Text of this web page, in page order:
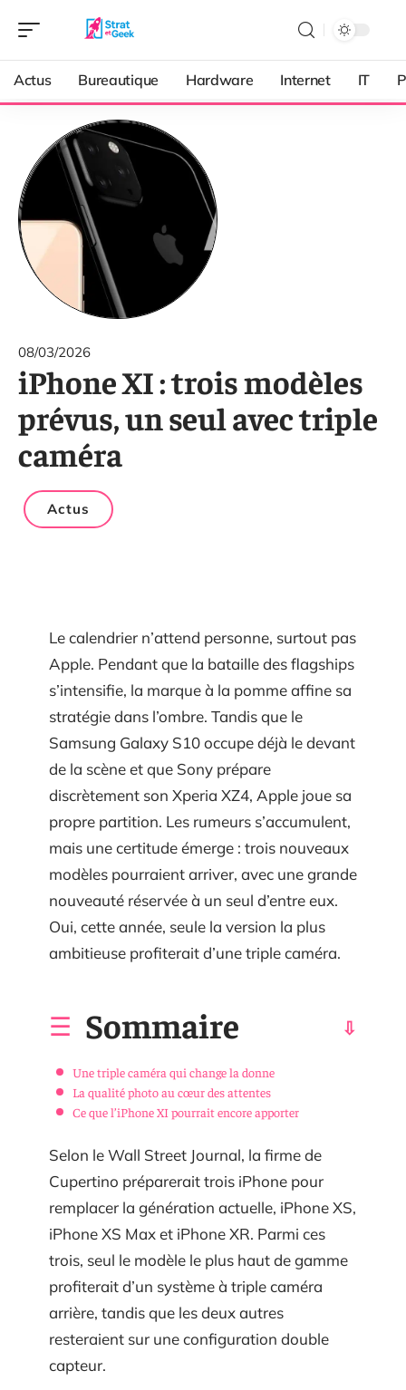
Actus Bureautique Hardware Internet IT
08/03/2026
iPhone XI : trois modèles
prévus, un seul avec triple
caméra
Actus
Le calendrier n’attend personne, surtout pas
Apple. Pendant que la bataille des flagships
s’intensifie, la marque à la pomme affine sa
stratégie dans l’ombre. Tandis que le
Samsung Galaxy S10 occupe déjà le devant
de la scène et que Sony prépare
discrètement son Xperia XZ4, Apple joue sa
propre partition. Les rumeurs s’accumulent,
mais une certitude émerge : trois nouveaux
modèles pourraient arriver, avec une grande
nouveauté réservée à un seul d’entre eux.
Oui, cette année, seule la version la plus
ambitieuse profiterait d’une triple caméra.
Sommaire
Une triple caméra qui change la donne
La qualité photo au cœur des attentes
Ce que l’iPhone XI pourrait encore apporter
Selon le Wall Street Journal, la firme de
Cupertino préparerait trois iPhone pour
remplacer la génération actuelle, iPhone XS,
iPhone XS Max et iPhone XR. Parmi ces
trois, seul le modèle le plus haut de gamme
profiterait d’un système à triple caméra
arrière, tandis que les deux autres
resteraient sur une configuration double
capteur.